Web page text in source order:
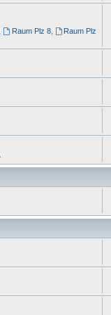
Raum Plz 8,
Raum Plz